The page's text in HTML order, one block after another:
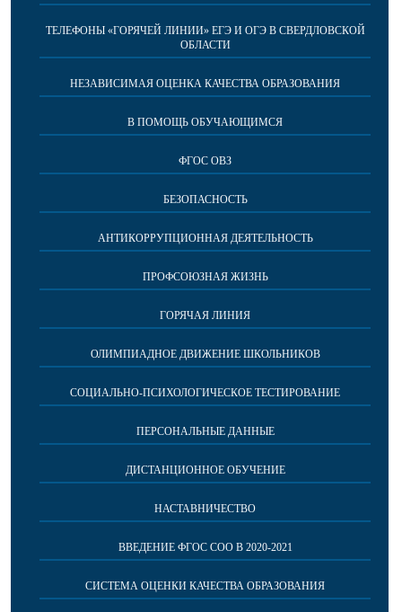
ТЕЛЕФОНЫ «ГОРЯЧЕЙ ЛИНИИ» ЕГЭ И ОГЭ В СВЕРДЛОВСКОЙ
ОБЛАСТИ
НЕЗАВИСИМАЯ ОЦЕНКА КАЧЕСТВА ОБРАЗОВАНИЯ
В ПОМОЩЬ ОБУЧАЮЩИМСЯ
ФГОС ОВЗ
БЕЗОПАСНОСТЬ
АНТИКОРРУПЦИОННАЯ ДЕЯТЕЛЬНОСТЬ
ПРОФСОЮЗНАЯ ЖИЗНЬ
ГОРЯЧАЯ ЛИНИЯ
ОЛИМПИАДНОЕ ДВИЖЕНИЕ ШКОЛЬНИКОВ
СОЦИАЛЬНО-ПСИХОЛОГИЧЕСКОЕ ТЕСТИРОВАНИЕ
ПЕРСОНАЛЬНЫЕ ДАННЫЕ
ДИСТАНЦИОННОЕ ОБУЧЕНИЕ
НАСТАВНИЧЕСТВО
ВВЕДЕНИЕ ФГОС СОО В 2020-2021
СИСТЕМА ОЦЕНКИ КАЧЕСТВА ОБРАЗОВАНИЯ